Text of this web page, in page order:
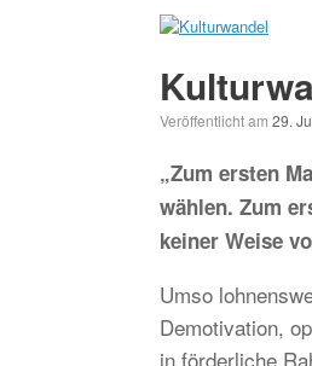
Veröffentlicht am 29.
„Zum ersten
wählen. Zum
keiner Weise
Umso
Demotivation,
in förderliche